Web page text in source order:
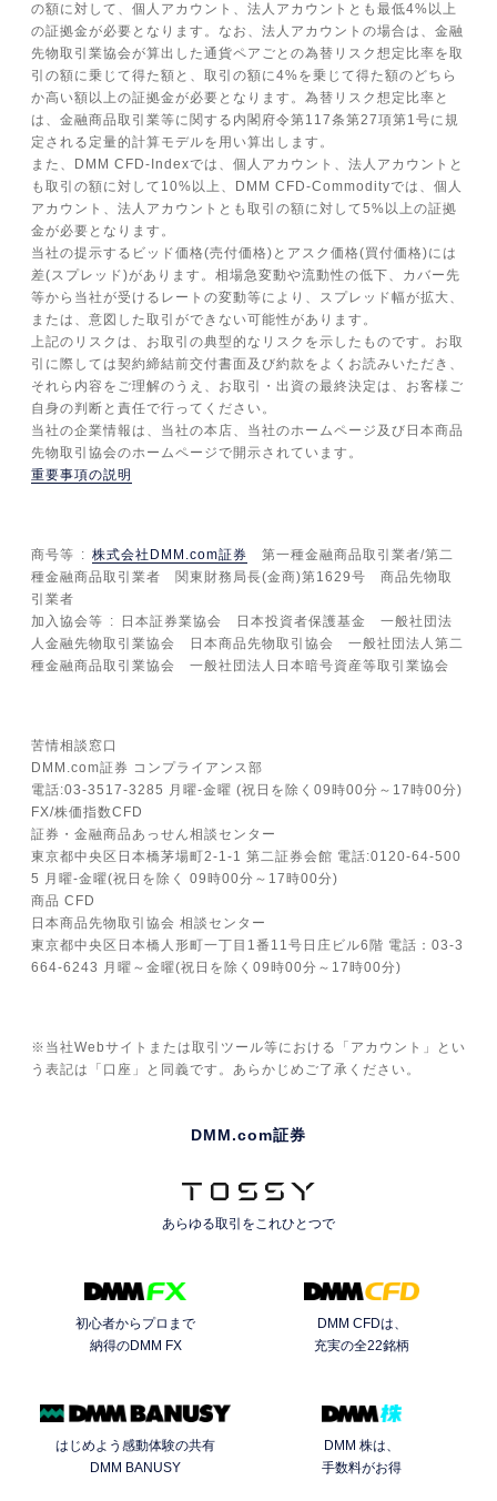
の額に対して、個人アカウント、法人アカウントとも最低4%以上
の証拠金が必要となります。なお、法人アカウントの場合は、金融
先物取引業協会が算出した通貨ペアごとの為替リスク想定比率を取
引の額に乗じて得た額と、取引の額に4%を乗じて得た額のどちら
か高い額以上の証拠金が必要となります。為替リスク想定比率と
は、金融商品取引業等に関する内閣府令第117条第27項第1号に規
定される定量的計算モデルを用い算出します。
また、DMM CFD-Indexでは、個人アカウント、法人アカウントと
も取引の額に対して10%以上、DMM CFD-Commodityでは、個人
アカウント、法人アカウントとも取引の額に対して5%以上の証拠
金が必要となります。
当社の提示するビッド価格(売付価格)とアスク価格(買付価格)には
差(スプレッド)があります。相場急変動や流動性の低下、カバー先
等から当社が受けるレートの変動等により、スプレッド幅が拡大、
または、意図した取引ができない可能性があります。
上記のリスクは、お取引の典型的なリスクを示したものです。お取
引に際しては契約締結前交付書面及び約款をよくお読みいただき、
それら内容をご理解のうえ、お取引・出資の最終決定は、お客様ご
自身の判断と責任で行ってください。
当社の企業情報は、当社の本店、当社のホームページ及び日本商品
先物取引協会のホームページで開示されています。
重要事項の説明
商号等 株式会社DMM.com証券 第一種金融商品取引業者/第二
種金融商品取引業者 関東財務局長(金商)第1629号 商品先物取
引業者
加入協会等
日本証券業協会 日本投資者保護基金 一般社団法
人金融先物取引業協会 日本商品先物取引協会 一般社団法人第二
種金融商品取引業協会 一般社団法人日本暗号資産等取引業協会
苦情相談窓口
DMM.com証券 コンプライアンス部
電話:03-3517-3285 月曜-金曜 (祝日を除く09時00分～17時00分)
FX/株価指数CFD
証券・金融商品あっせん相談センター
東京都中央区日本橋茅場町2-1-1 第二証券会館 電話:0120-64-500
5 月曜-金曜(祝日を除く 09時00分～17時00分)
商品 CFD
日本商品先物取引協会 相談センター
東京都中央区日本橋人形町一丁目1番11号日庄ビル6階 電話：03-3
664-6243 月曜～金曜(祝日を除く09時00分～17時00分)
※当社Webサイトまたは取引ツール等における「アカウント」とい
う表記は「口座」と同義です。あらかじめご了承ください。
DMM.com証券
あらゆる取引をこれひとつで
初心者からプロまで
納得のDMM FX
DMM CFDは、
充実の全22銘柄
はじめよう感動体験の共有
DMM BANUSY
DMM 株は、
手数料がお得